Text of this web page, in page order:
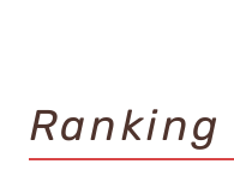
Ranking